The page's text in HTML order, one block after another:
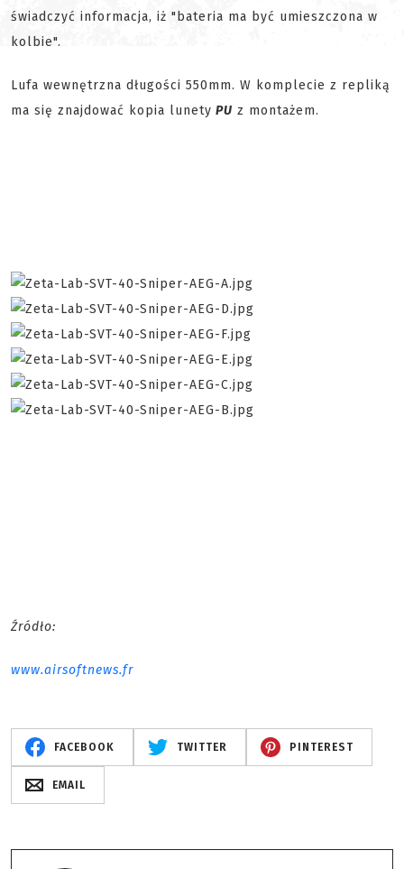
świadczyć informacja, iż "bateria ma być umieszczona w
kolbie".
Lufa wewnętrzna długości 550mm. W komplecie z repliką
ma się znajdować kopia lunety PU z montażem.
Źródło:
www.airsoftnews.fr
FACEBOOK TWITTER PINTEREST
EMAIL